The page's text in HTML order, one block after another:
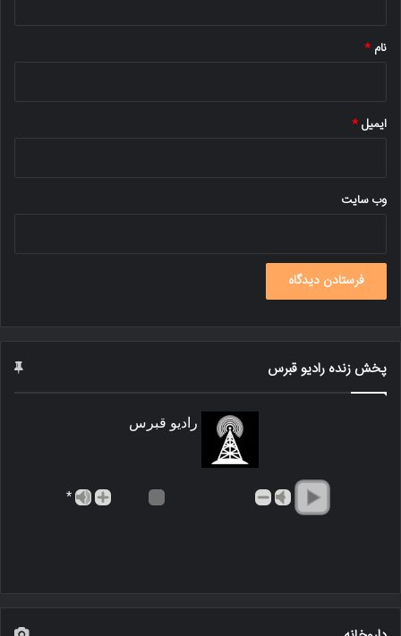
نام *
ایمیل*
وب‌ سایت
پخش زنده رادیو قبرس
رادیو قبرس
*